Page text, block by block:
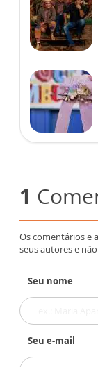
1
Os comentários e
seus autores e
Seu nome
Seu e-mail